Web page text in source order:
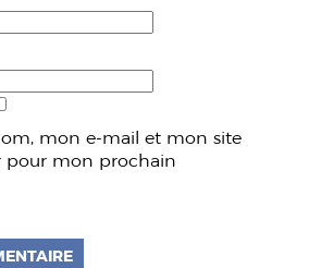
mon e-mail et mon site
pour mon prochain